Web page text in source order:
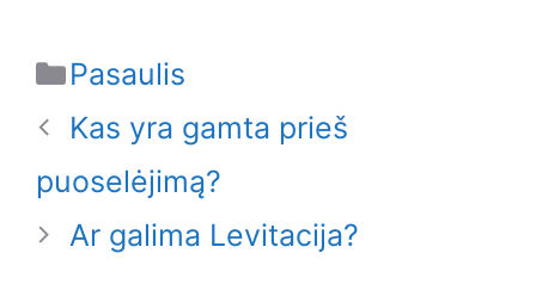
Categories
Pasaulis
Kas yra gamta prieš
puoselėjimą?
Ar galima Levitacija?